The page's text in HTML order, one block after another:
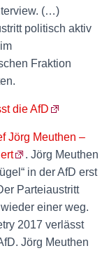
(…)
politisch aktiv
Fraktion
die AfD
Jörg Meuthen –
. Jörg Meuthen
in der AfD erst
Parteiaustritt
einer weg.
2017 verlässt
Jörg Meuthen